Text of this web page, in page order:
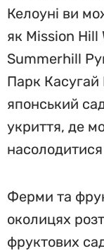
Келоуні ви
як Mission Hill
Summerhill
Парк
японський
укриття, де
Ферми та
околицях
фруктових